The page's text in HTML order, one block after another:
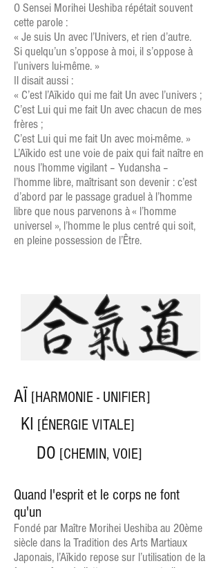
O Sensei Morihei Ueshiba répétait souvent
cette parole :
« Je suis Un avec l’Univers, et rien d’autre.
Si quelqu’un s’oppose à moi, il s’oppose à
l’univers lui-même. »
Il disait aussi :
« C’est l’Aïkido qui me fait Un avec l’univers ;
C’est Lui qui me fait Un avec chacun de mes
frères ;
C’est Lui qui me fait Un avec moi-même. »
L’Aïkido est une voie de paix qui fait naître en
nous l’homme vigilant – Yudansha –
l’homme libre, maîtrisant son devenir : c’est
d’abord par le passage graduel à l’homme
libre que nous parvenons à « l’homme
universel », l’homme le plus centré qui soit,
en pleine possession de l’Être.
AÏ [HARMONIE - UNIFIER]
KI [ÉNERGIE VITALE]
DO [CHEMIN, VOIE]
Quand l'esprit et le corps ne font
qu'un
Fondé par Maître Morihei Ueshiba au 20ème
siècle dans la Tradition des Arts Martiaux
Japonais, l’Aïkido repose sur l’utilisation de la